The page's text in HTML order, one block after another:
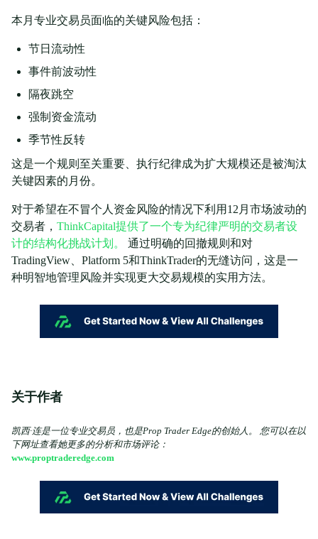
本月专业交易员面临的关键风险包括：
节日流动性
事件前波动性
隔夜跳空
强制资金流动
季节性反转
这是一个规则至关重要、执行纪律成为扩大规模还是被淘汰
关键因素的月份。
对于希望在不冒个人资金风险的情况下利用12月市场波动的
交易者， ThinkCapital提供了一个专为纪律严明的交易者设
计的结构化挑战计划。
通过明确的回撤规则和对
TradingView、Platform 5和ThinkTrader的无缝访问，这是一
种明智地管理风险并实现更大交易规模的实用方法。
关于作者
凯西·连是一位专业交易员，也是Prop Trader Edge的创始人。 您可以在以
下网址查看她更多的分析和市场评论：
www.proptraderedge.com